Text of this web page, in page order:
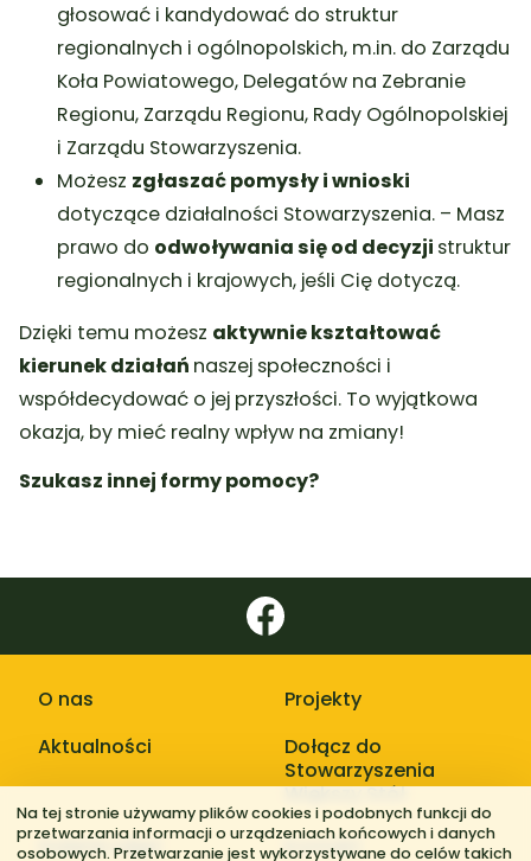
głosować i kandydować do struktur
regionalnych i ogólnopolskich, m.in. do Zarządu
Koła Powiatowego, Delegatów na Zebranie
Regionu, Zarządu Regionu, Rady Ogólnopolskiej
i Zarządu Stowarzyszenia.
Możesz zgłaszać pomysły i wnioski
dotyczące działalności Stowarzyszenia. – Masz
prawo do odwoływania się od decyzji struktur
regionalnych i krajowych, jeśli Cię dotyczą.
Dzięki temu możesz aktywnie kształtować
kierunek działań naszej społeczności i
współdecydować o jej przyszłości. To wyjątkowa
okazja, by mieć realny wpływ na zmiany!
Szukasz innej formy pomocy?
Zostań
Sympatykiem Stowarzyszenia
Zostań
Wolontariuszem
O nas
Aktualności
Projekty
Dołącz do
Stowarzyszenia
Większy Stół
Galerie zdjęć
Kontakt
Na tej stronie używamy plików cookies i podobnych funkcji do
przetwarzania informacji o urządzeniach końcowych i danych
osobowych. Przetwarzanie jest wykorzystywane do celów takich